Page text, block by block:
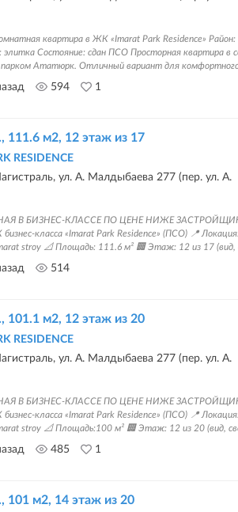
квартира в ЖК «Imarat Park Residence»
элитка Состояние: сдан ПСО Просторная квартира в
парком Ататюрк. Отличный вариант для
594 1
111.6 м2, 12 этаж из 17
RESIDENCE
ул. А. Малдыбаева 277 (пер. ул. А.
В БИЗНЕС-КЛАССЕ ПО ЦЕНЕ НИЖЕ ЗАСТРОЙЩИКА
класса «Imarat Park Residence» (ПСО) 📍
stroy 📐 Площадь: 111.6 м² 🏢 Этаж: 12 из 17
514
101.1 м2, 12 этаж из 20
RESIDENCE
ул. А. Малдыбаева 277 (пер. ул. А.
В БИЗНЕС-КЛАССЕ ПО ЦЕНЕ НИЖЕ ЗАСТРОЙЩИКА
класса «Imarat Park Residence» (ПСО) 📍
stroy 📐 Площадь:100 м² 🏢 Этаж: 12 из 20 (вид,
485 1
101 м2, 14 этаж из 20